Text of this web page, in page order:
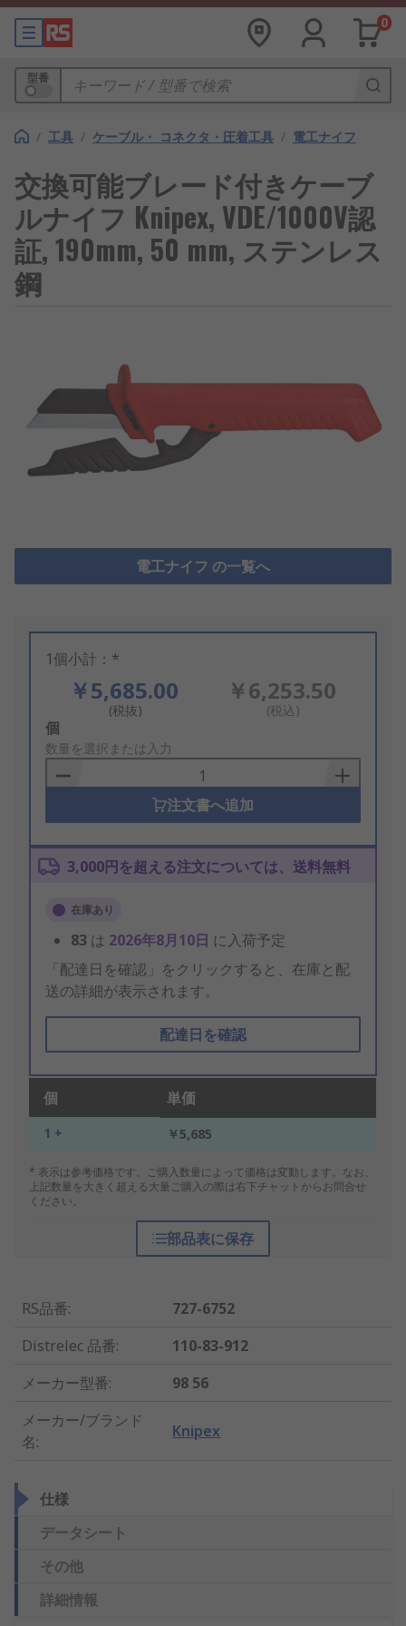
0
型番
/ 工具 / ケーブル・ コネクタ・圧着工具 / 電工ナイフ
交換可能ブレード付きケーブ
ルナイフ Knipex, VDE/1000V認
証, 190mm, 50 mm, ステンレス
鋼
電工ナイフ の一覧へ
1個小計：*
￥5,685.00
(税抜)
￥6,253.50
(税込)
Add
to
Basket
個
数量を選択または入力
注文書へ追加
3,000円を超える注文については、送料無料
在庫あり
83 は 2026年8月10日 に入荷予定
「配達日を確認」をクリックすると、在庫と配
送の詳細が表示されます。
配達日を確認
個 単価
1 + ￥5,685
* 表示は参考価格です。ご購入数量によって価格は変動します。なお、
上記数量を大きく超える大量ご購入の際は右下チャットからお問合せ
ください。
部品表に保存
RS品番:
727-6752
Distrelec 品番:
110-83-912
メーカー型番:
98 56
メーカー/ブランド
名:
Knipex
仕様
データシート
その他
詳細情報